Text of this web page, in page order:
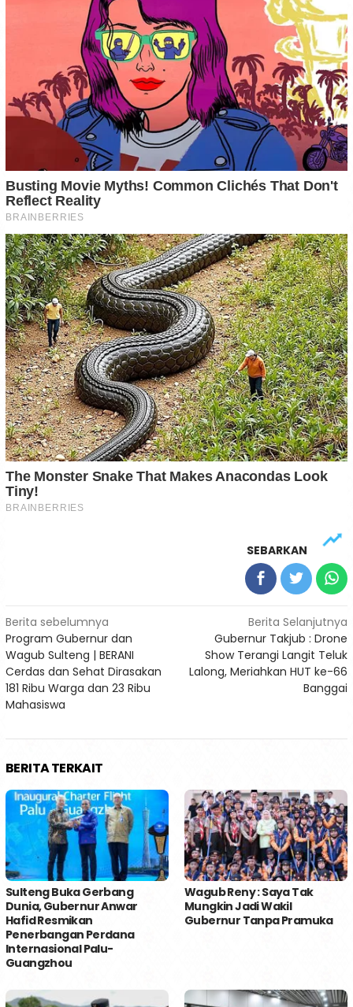
SEBARKAN
Navigasi
pos
Berita sebelumnya
Program Gubernur dan
Wagub Sulteng | BERANI
Cerdas dan Sehat Dirasakan
181 Ribu Warga dan 23 Ribu
Mahasiswa
Berita Selanjutnya
Gubernur Takjub : Drone
Show Terangi Langit Teluk
Lalong, Meriahkan HUT ke-66
Banggai
BERITA TERKAIT
Sulteng Buka Gerbang
Dunia, Gubernur Anwar
Hafid Resmikan
Penerbangan Perdana
Internasional Palu-
Guangzhou
Wagub Reny : Saya Tak
Mungkin Jadi Wakil
Gubernur Tanpa Pramuka